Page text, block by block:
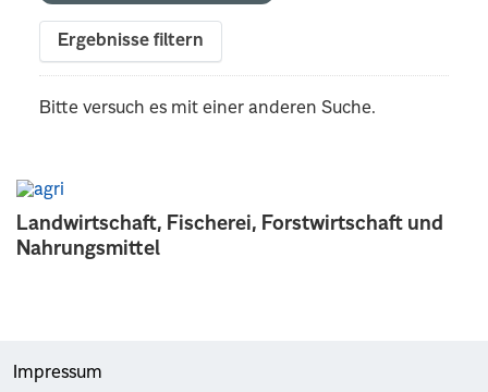
Landwirtschaft, Fischerei, Forstwirtschaft und
Nahrungsmittel
Ergebnisse filtern
Bitte versuch es mit einer anderen Suche.
Impressum